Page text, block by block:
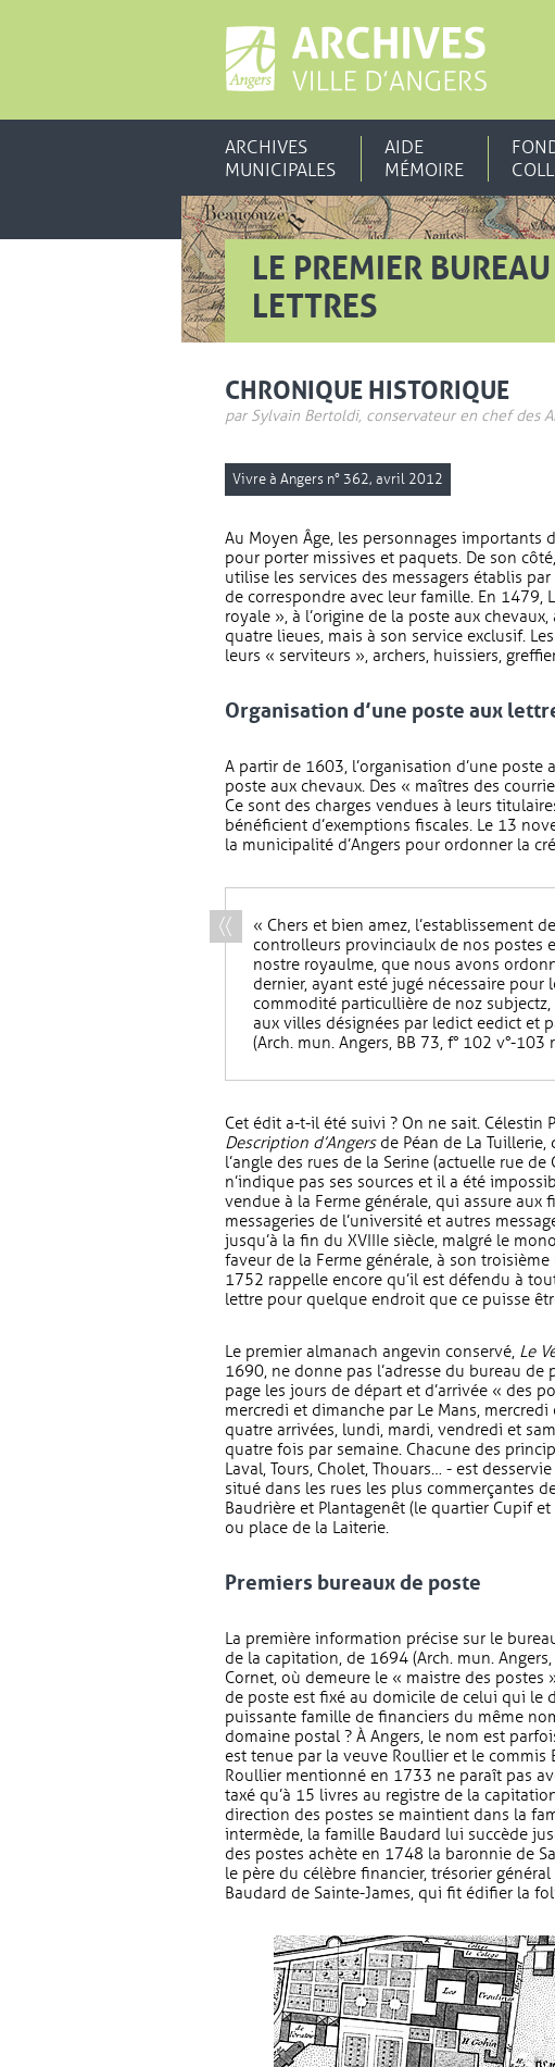
ARCHIVES
MUNICIPALES
AIDE
MÉMOIRE
LE PREMIER
LETTRES
CHRONIQUE HISTORIQUE
par Sylvain Bertoldi, conservateur en chef des
Vivre à Angers n° 362, avril 2012
Au Moyen Âge, les personnages importants
pour porter missives et paquets. De son
utilise les services des messagers établis
de correspondre avec leur famille. En 1479,
royale », à l’origine de la poste aux
quatre lieues, mais à son service exclusif.
leurs « serviteurs », archers, huissiers,
Organisation d’une poste aux
A partir de 1603, l’organisation d’une poste
poste aux chevaux. Des « maîtres des
Ce sont des charges vendues à leurs
bénéficient d’exemptions fiscales. Le 13
la municipalité d’Angers pour ordonner la
« Chers et bien amez, l’establissement
controlleurs provinciaulx de nos postes
nostre royaulme, que nous avons
dernier, ayant esté jugé nécessaire pour
commodité particullière de noz
aux villes désignées par ledict eedict et
(Arch. mun. Angers, BB 73, f° 102 v°-103
Cet édit a-t-il été suivi ? On ne sait. Célestin
Description d’Angersde Péan de La
l’angle des rues de la Serine (actuelle rue
n’indique pas ses sources et il a été
vendue à la Ferme générale, qui assure aux
messageries de l’université et autres
jusqu’à la fin du XVIIIe siècle, malgré le
faveur de la Ferme générale, à son troisième
1752 rappelle encore qu’il est défendu à
lettre pour quelque endroit que ce puisse
Le premier almanach angevin conservé, Le
1690, ne donne pas l’adresse du bureau
page les jours de départ et d’arrivée « des
mercredi et dimanche par Le Mans,
quatre arrivées, lundi, mardi, vendredi et
quatre fois par semaine. Chacune des
Laval, Tours, Cholet, Thouars… - est
situé dans les rues les plus commerçantes
Baudrière et Plantagenêt (le quartier Cupif
ou place de la Laiterie.
Premiers bureaux de poste
La première information précise sur le
de la capitation, de 1694 (Arch. mun.
Cornet, où demeure le « maistre des postes
de poste est fixé au domicile de celui qui le
puissante famille de financiers du même
domaine postal ? À Angers, le nom est
est tenue par la veuve Roullier et le commis
Roullier mentionné en 1733 ne paraît pas
taxé qu’à 15 livres au registre de la
direction des postes se maintient dans la
intermède, la famille Baudard lui succède
des postes achète en 1748 la baronnie de
le père du célèbre financier, trésorier
Baudard de Sainte-James, qui fit édifier la